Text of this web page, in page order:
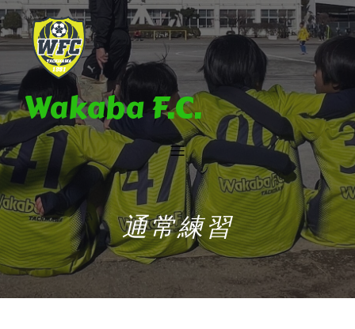
Wakaba F.C.
通常練習